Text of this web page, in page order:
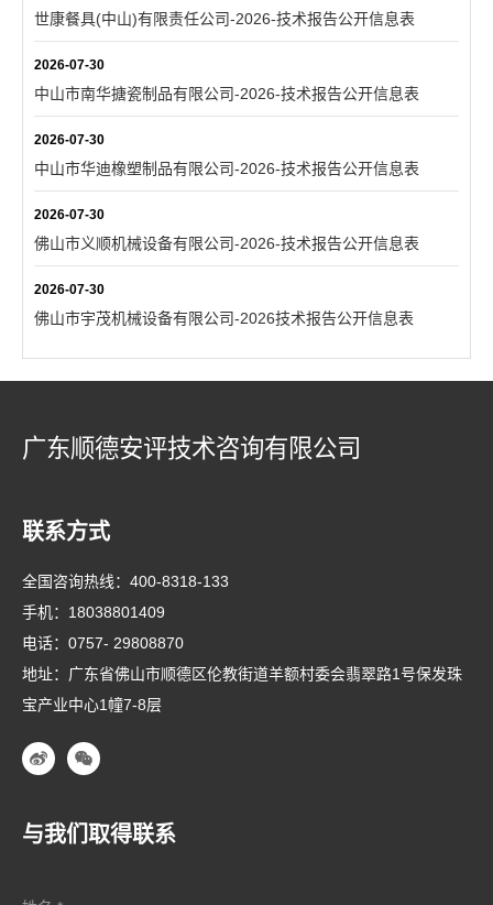
世康餐具(中山)有限责任公司-2026-技术报告公开信息表
2026-07-30
中山市南华搪瓷制品有限公司-2026-技术报告公开信息表
2026-07-30
中山市华迪橡塑制品有限公司-2026-技术报告公开信息表
2026-07-30
佛山市义顺机械设备有限公司-2026-技术报告公开信息表
2026-07-30
佛山市宇茂机械设备有限公司-2026技术报告公开信息表
广东顺德安评技术咨询有限公司
联系方式
全国咨询热线： 400-8318-133
手机： 18038801409
电话： 0757- 29808870
地址：广东省佛山市顺德区伦教街道羊额村委会翡翠路1号保发珠
宝产业中心1幢7-8层
与我们取得联系